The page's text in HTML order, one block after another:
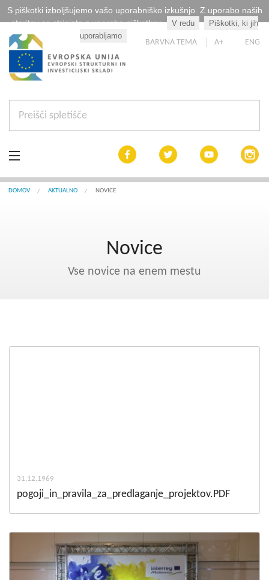
S piškotki izboljšujemo vašo uporabniško izkušnjo. Z uporabo naših
storitev se strinjate z uporabo piškotkov.
V redu
Piškotki, ki jih
uporabljamo
BARVNA TEMA A+ ENG
Aktualno
Blog
DOMOV AKTUALNO NOVICE
Novice
Vse novice na enem mestu
31.12.1969
pogoji_in_pravila_za_predlaganje_projektov.PDF